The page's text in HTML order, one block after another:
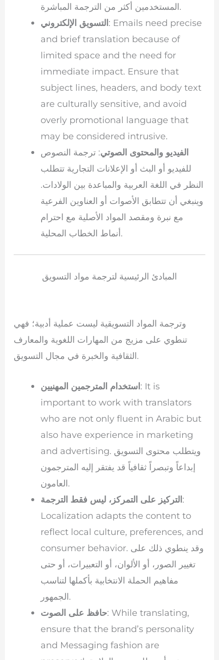
المستخدمين أكثر من الترجمة المباشرة.
التسويق الإلكتروني: Emails need precise
and brief translation because of
limited space and the need for
immediate impact. Ensure that
subject lines, headers, and body text
are culturally sensitive, and avoid
overly promotional language that
may be considered intrusive.
الفيديو والمحتوى الصوتي: ترجمة النصوص
للفيديو أو البث أو الإعلانات التجارية تتطلب
النظر في اللغة العربية والمباعدة بين الولادات.
وينبغي أن تتطابق الأصوات أو العناوين الفرعية
مع نبرة ومقصد المواد الأصلية مع احترام
أنماط الخطاب المحلية.
المبادئ الرئيسية لترجمة مواد التسويق
وترجمة المواد التسويقية ليست عملية أدبية؛ فهي
تنطوي على مزيج من المهارات اللغوية والمعارف
الثقافية والخبرة في مجال التسويق.
استخدام المترجمين المهنيين: It is
important to work with translators
who are not only fluent in Arabic but
also have experience in marketing
and advertising. ويتطلب محتوى التسويق
إبداعاً وتبصراً ثقافياً قد يفتقر إليه المترجمون
العامون.
التركيز على التمركز، ليس فقط الترجمة:
Localization adapts the content to
reflect local culture, preferences, and
consumer behavior. وقد ينطوي ذلك على
تغيير الصور، أو الألوان، أو التعبيرات، أو حتى
مفاهيم الحملة الانتخابية بأكملها لتناسب
الجمهور.
حافظ على الصوت: While translating,
ensure that the brand’s personality
and Messaging fashion are